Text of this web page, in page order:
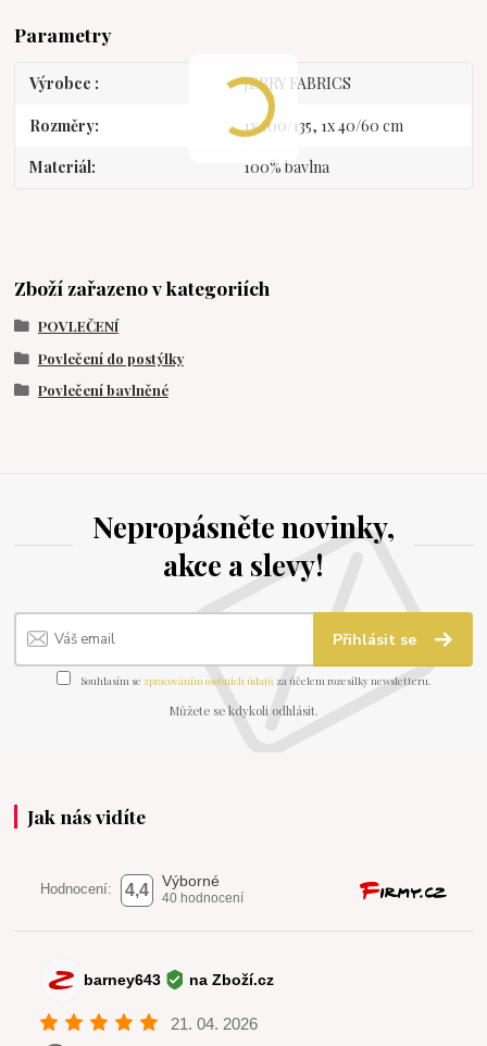
Parametry
Výrobce JERRY FABRICS
Rozměry 1x 100/135, 1x 40/60 cm
Materiál 100% bavlna
Zboží zařazeno v kategoriích
POVLEČENÍ
Povlečení do postýlky
Povlečení bavlněné
Nepropásněte novinky,
akce a slevy!
Přihlásit se
Souhlasím se zpracováním osobních údajů za účelem rozesílky newsletteru.
Můžete se kdykoli odhlásit.
Jak nás vidíte